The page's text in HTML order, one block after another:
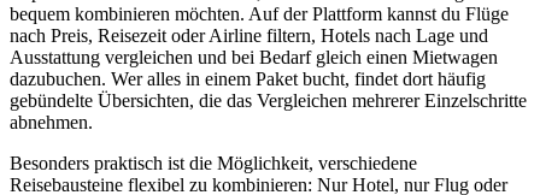
bequem kombinieren möchten. Auf der Plattform kannst du Flüge
nach Preis, Reisezeit oder Airline filtern, Hotels nach Lage und
Ausstattung vergleichen und bei Bedarf gleich einen Mietwagen
dazubuchen. Wer alles in einem Paket bucht, findet dort häufig
gebündelte Übersichten, die das Vergleichen mehrerer Einzelschritte
abnehmen.
Besonders praktisch ist die Möglichkeit, verschiedene
Reisebausteine flexibel zu kombinieren: Nur Hotel, nur Flug oder